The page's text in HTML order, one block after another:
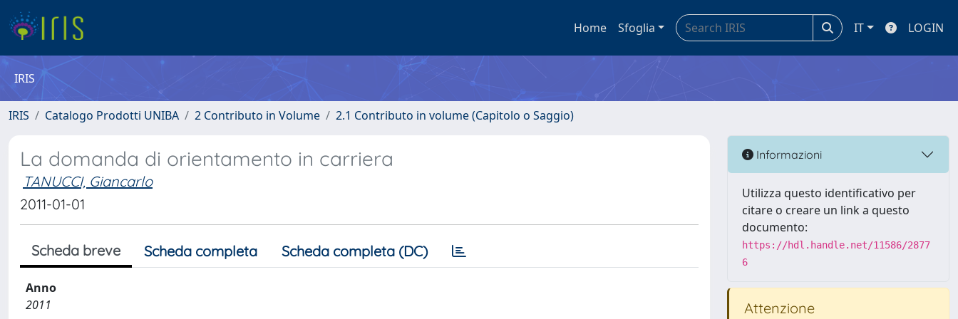
Home Sfoglia IT LOGIN
IRIS
IRIS Catalogo Prodotti UNIBA 2 Contributo in Volume 2.1 Contributo in volume (Capitolo o Saggio)
La domanda di orientamento in carriera
TANUCCI, Giancarlo
2011-01-01
Scheda breve Scheda completa Scheda completa (DC)
Anno
2011
Informazioni
Utilizza questo identificativo per
citare o creare un link a questo
documento:
https://hdl.handle.net/11586/2877
6
Attenzione